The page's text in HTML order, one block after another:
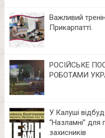
Важливий
Прикарпатті.
РОСІЙСЬКЕ
РОБОТАМИ
У Калуші
“Назламні” для
захисників